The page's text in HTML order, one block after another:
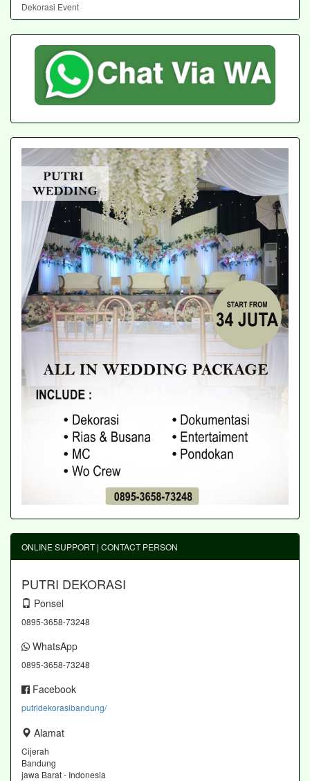
Dekorasi Event
ONLINE SUPPORT | CONTACT PERSON
PUTRI DEKORASI
Ponsel
0895-3658-73248
WhatsApp
0895-3658-73248
Facebook
putridekorasibandung/
Alamat
Cijerah
Bandung
jawa Barat - Indonesia